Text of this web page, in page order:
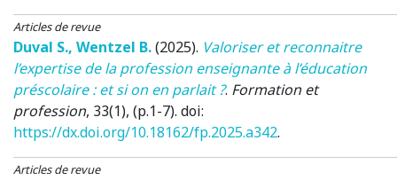
Articles de revue
Duval S., Wentzel B.(2025). Valoriser et reconnaitre
l’expertise de la profession enseignante à l’éducation
préscolaire : et si on en parlait ?. Formation et
profession, 33(1), (p.1-7). doi:
https://dx.doi.org/10.18162/fp.2025.a342.
Articles de revue